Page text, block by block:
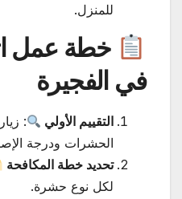
للمنزل.
خطة عمل
في الفجيرة
التقييم الأولي
:
الحشرات ودرجة
تحديد خطة المكافحة
لكل نوع حشرة.